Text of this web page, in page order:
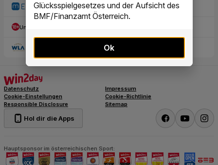
Glücksspielgesetzes und der Aufsicht des
BMF/Finanzamt Österreich.
Ok